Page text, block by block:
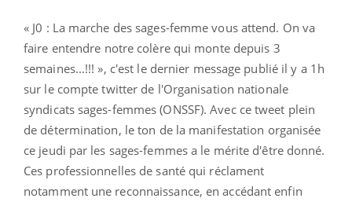
« J0 : La marche des sages-femme vous attend. On va
faire entendre notre colère qui monte depuis 3
semaines...!!! », c'est le dernier message publié il y a 1h
sur le compte twitter de l'Organisation nationale
syndicats sages-femmes (ONSSF). Avec ce tweet plein
de détermination, le ton de la manifestation organisée
ce jeudi par les sages-femmes a le mérite d'être donné.
Ces professionnelles de santé qui réclament
notamment une reconnaissance, en accédant enfin